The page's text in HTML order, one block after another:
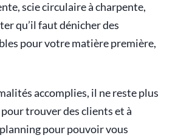
scie circulaire à charpente,
qu’il faut dénicher des
pour votre matière première,
accomplies, il ne reste plus
pour trouver des clients et à
pour pouvoir vous